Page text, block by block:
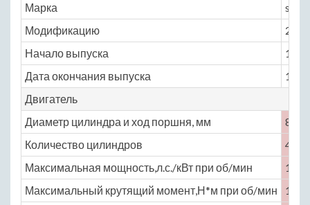
Марка
Модификацию
2.0
Начало выпуска
1996
Дата окончания выпуска
1998
Двигатель
Диаметр цилиндра и ход поршня, мм
82.7
Количество цилиндров
4
Максимальная мощность,л.с./кВт при об/мин
150
Максимальный крутящий момент,Н*м при об/мин
185